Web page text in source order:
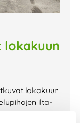
lokakuun
ilta-